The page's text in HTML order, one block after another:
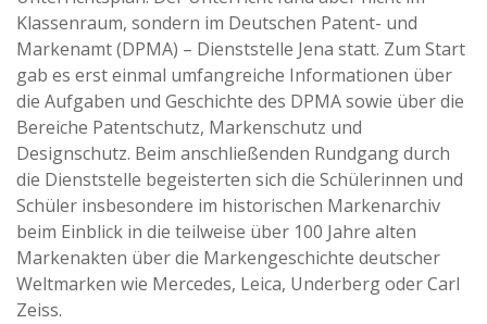
Klassenraum, sondern im Deutschen Patent- und
Markenamt (DPMA) – Dienststelle Jena statt. Zum Start
gab es erst einmal umfangreiche Informationen über
die Aufgaben und Geschichte des DPMA sowie über die
Bereiche Patentschutz, Markenschutz und
Designschutz. Beim anschließenden Rundgang durch
die Dienststelle begeisterten sich die Schülerinnen und
Schüler insbesondere im historischen Markenarchiv
beim Einblick in die teilweise über 100 Jahre alten
Markenakten über die Markengeschichte deutscher
Weltmarken wie Mercedes, Leica, Underberg oder Carl
Zeiss.